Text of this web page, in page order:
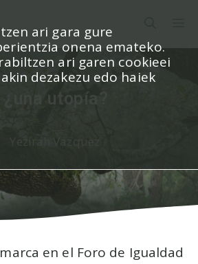
utopía?
en el Foro de Igualdad
ari gara gure
onena emateko.
ari garen cookieei
dezakezu edo haiek